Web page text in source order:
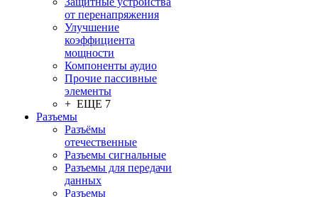
от перенапряжения
Улучшение
коэффициента
мощности
Компоненты аудио
Прочие пассивные
элементы
+ ЕЩЕ 7
Разъeмы
Разъёмы
отечественные
Разъeмы сигнальные
Разъeмы для передачи
данных
Разъeмы